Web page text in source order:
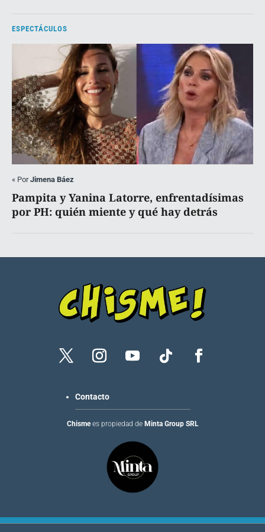
ESPECTÁCULOS
« PorJimena Báez
Pampita y Yanina Latorre, enfrentadísimas
por PH: quién miente y qué hay detrás
Contacto
Chismees propiedad de Minta Group SRL